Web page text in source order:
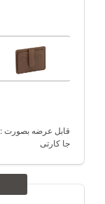
قابل عرضه بصورت :
جا کارتی